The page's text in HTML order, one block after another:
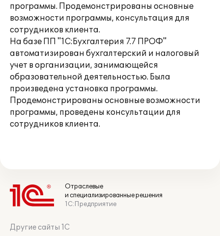
программы. Продемонстрированы основные
возможности программы, консультация для
сотрудников клиента.
На базе ПП "1C:Бухгалтерия 7.7 ПРОФ"
автоматизирован бухгалтерский и налоговый
учет в организации, занимающейся
образовательной деятельностью. Была
произведена установка программы.
Продемонстрированы основные возможности
программы, проведены консультации для
сотрудников клиента.
Отраслевые
и специализированные решения
1С:Предприятие
Другие сайты 1С